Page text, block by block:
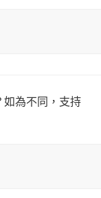
如為不同，支持